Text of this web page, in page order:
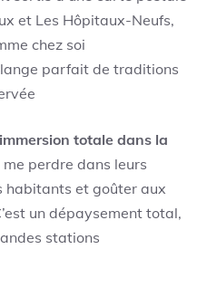
et Les Hôpitaux-Neufs,
chez soi
parfait de traditions
immersion totale dans la
me perdre dans leurs
habitants et goûter aux
un dépaysement total,
stations